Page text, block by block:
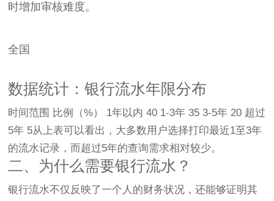
时增加审核难度。
全国
数据统计：银行流水年限分布
时间范围 比例（%） 1年以内 40 1-3年 35 3-5年 20 超过
5年 5从上表可以看出，大多数用户选择打印最近1至3年
的流水记录，而超过5年的查询需求相对较少。
二、为什么需要银行流水？
银行流水不仅反映了一个人的财务状况，还能够证明其